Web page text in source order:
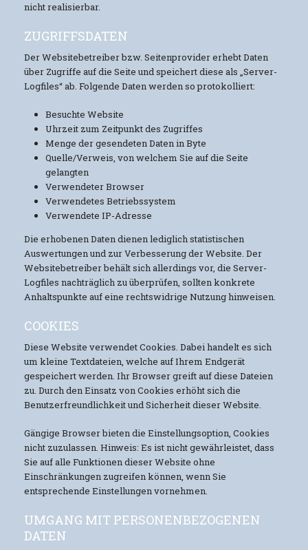
nicht realisierbar.
ZUGRIFFSDATEN
Der Websitebetreiber bzw. Seitenprovider erhebt Daten
über Zugriffe auf die Seite und speichert diese als „Server-
Logfiles“ ab. Folgende Daten werden so protokolliert:
Besuchte Website
Uhrzeit zum Zeitpunkt des Zugriffes
Menge der gesendeten Daten in Byte
Quelle/Verweis, von welchem Sie auf die Seite
gelangten
Verwendeter Browser
Verwendetes Betriebssystem
Verwendete IP-Adresse
Die erhobenen Daten dienen lediglich statistischen
Auswertungen und zur Verbesserung der Website. Der
Websitebetreiber behält sich allerdings vor, die Server-
Logfiles nachträglich zu überprüfen, sollten konkrete
Anhaltspunkte auf eine rechtswidrige Nutzung hinweisen.
COOKIES
Diese Website verwendet Cookies. Dabei handelt es sich
um kleine Textdateien, welche auf Ihrem Endgerät
gespeichert werden. Ihr Browser greift auf diese Dateien
zu. Durch den Einsatz von Cookies erhöht sich die
Benutzerfreundlichkeit und Sicherheit dieser Website.
Gängige Browser bieten die Einstellungsoption, Cookies
nicht zuzulassen. Hinweis: Es ist nicht gewährleistet, dass
Sie auf alle Funktionen dieser Website ohne
Einschränkungen zugreifen können, wenn Sie
entsprechende Einstellungen vornehmen.
UMGANG MIT PERSONENBEZOGENEN
DATEN